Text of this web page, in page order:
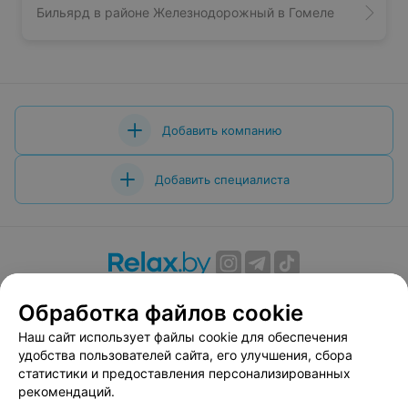
Бильярд в районе Железнодорожный в Гомеле
Добавить компанию
Добавить специалиста
Вакансии
Публичный договор
Способы оплаты
Публичный договор по использованию сервиса
«Афиша»
Пользовательское соглашение
Обработка файлов cookie
Наш сайт использует файлы cookie для обеспечения
удобства пользователей сайта, его улучшения, сбора
статистики и предоставления персонализированных
рекомендаций.